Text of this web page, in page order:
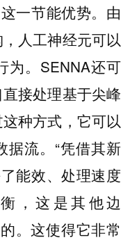
一节能优势。由
人工神经元可以
为。SENNA还可
接处理基于尖峰
种方式，它可以
据流。“凭借其新
能效、处理速度
，这是其他边
。这使得它非常